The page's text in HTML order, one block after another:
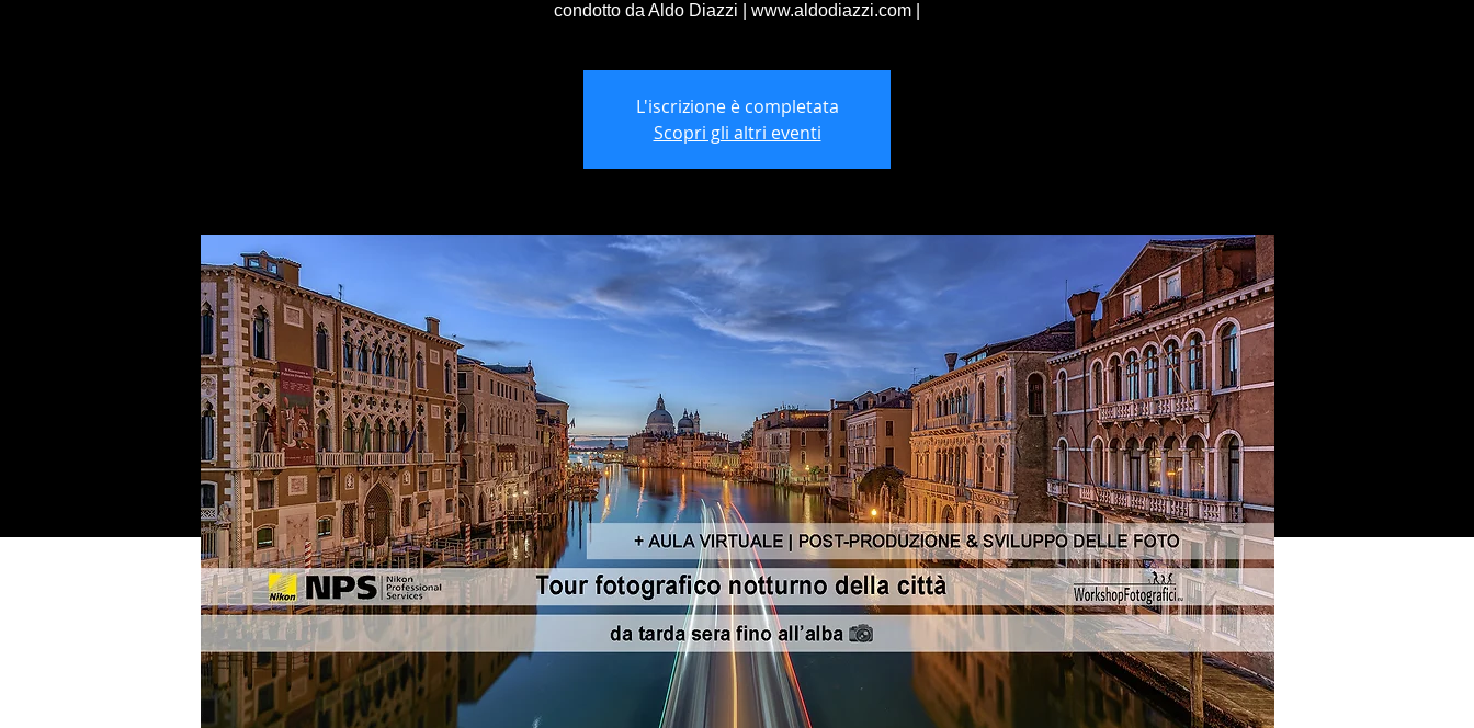
condotto da Aldo Diazzi | www.aldodiazzi.com |
L'iscrizione è completata
Scopri gli altri eventi